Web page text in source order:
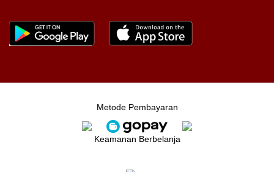
Metode Pembayaran
Keamanan Berbelanja